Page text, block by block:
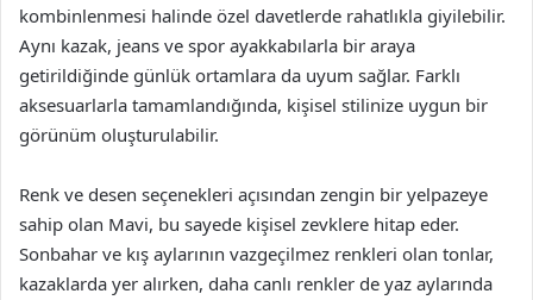
kombinlenmesi halinde özel davetlerde rahatlıkla giyilebilir.
Aynı kazak, jeans ve spor ayakkabılarla bir araya
getirildiğinde günlük ortamlara da uyum sağlar. Farklı
aksesuarlarla tamamlandığında, kişisel stilinize uygun bir
görünüm oluşturulabilir.
Renk ve desen seçenekleri açısından zengin bir yelpazeye
sahip olan Mavi, bu sayede kişisel zevklere hitap eder.
Sonbahar ve kış aylarının vazgeçilmez renkleri olan tonlar,
kazaklarda yer alırken, daha canlı renkler de yaz aylarında